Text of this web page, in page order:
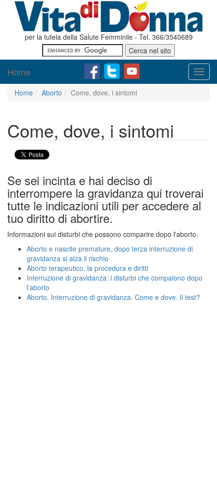
per la tutela della Salute Femminile - Tel. 366/3540689
Home
Home Aborto Come, dove, i sintomi
Come, dove, i sintomi
Se sei incinta e hai deciso di
interrompere la gravidanza qui troverai
tutte le indicazioni utili per accedere al
tuo diritto di abortire.
Informazioni sui disturbi che possono comparire dopo l'aborto.
Aborto e nascite premature, dopo terza interruzione di
gravidanza si alza il rischio
Aborto terapeutico, la procedura e diritti
Interruzione di gravidanza: i disturbi che compaiono dopo
l'aborto
Aborto. Interruzione di gravidanza. Come e dove. Il test?